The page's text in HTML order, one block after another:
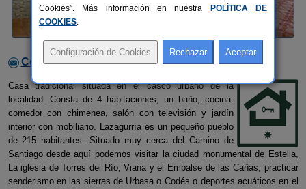
Contactar con el alojamiento
Casa tradicional situada en el casco urbano de la
localidad. Consta de 4 habitaciones, un baño, cocina-
comedor con chimenea, salón con televisión y jardín
interior con mobiliario. Lazagurría es un pequeño pueblo
de 215 habitantes. Situado muy cerca del Camino de
Santiago desde aquí podemos visitar la ciudad monumental de Estella,
La iglesia de Torres del Río, Viana y el Embalse de las Cañas, practicar
senderismo en las sierras de Urbasa o Codés o deportes acuáticos en el
Cookies”. Más información en nuestra
POLÍTICA DE
COOKIES.